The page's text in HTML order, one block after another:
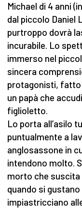
Michael di 4 anni
dal piccolo Daniel
purtroppo dovrà
incurabile. Lo
immerso nel
sincera
protagonisti, fatto
un papà che
figlioletto.
Lo porta all’asilo
puntualmente a
anglosassone in
intendono molto.
morto che suscita
quando si
impiastricciano